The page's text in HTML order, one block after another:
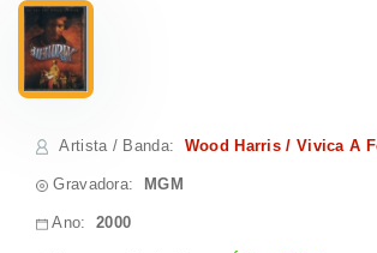
Artista / Banda: Wood Harris / Vivica A
Gravadora: MGM
Ano:2000